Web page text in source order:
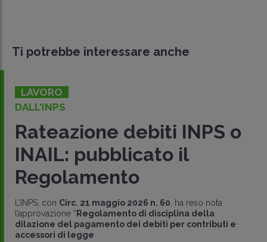
Ti potrebbe interessare anche
LAVORO
DALL'INPS
Rateazione debiti INPS o
INAIL: pubblicato il
Regolamento
L’INPS, con Circ. 21 maggio 2026 n. 60 , ha reso nota
l’approvazione “Regolamento di disciplina della
dilazione del pagamento dei debiti per contributi e
accessori di legge